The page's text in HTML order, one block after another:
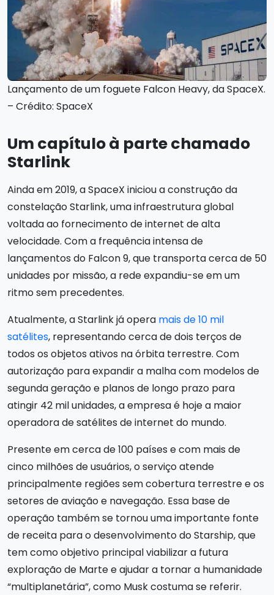
Lançamento de um foguete Falcon Heavy, da SpaceX.
– Crédito: SpaceX
Um capítulo à parte chamado
Starlink
Ainda em 2019, a SpaceX iniciou a construção da
constelação Starlink, uma infraestrutura global
voltada ao fornecimento de internet de alta
velocidade. Com a frequência intensa de
lançamentos do Falcon 9, que transporta cerca de 50
unidades por missão, a rede expandiu-se em um
ritmo sem precedentes.
Atualmente, a Starlink já opera mais de 10 mil
satélites, representando cerca de dois terços de
todos os objetos ativos na órbita terrestre. Com
autorização para expandir a malha com modelos de
segunda geração e planos de longo prazo para
atingir 42 mil unidades, a empresa é hoje a maior
operadora de satélites de internet do mundo.
Presente em cerca de 100 países e com mais de
cinco milhões de usuários, o serviço atende
principalmente regiões sem cobertura terrestre e os
setores de aviação e navegação. Essa base de
operação também se tornou uma importante fonte
de receita para o desenvolvimento do Starship, que
tem como objetivo principal viabilizar a futura
exploração de Marte e ajudar a tornar a humanidade
“multiplanetária”, como Musk costuma se referir.